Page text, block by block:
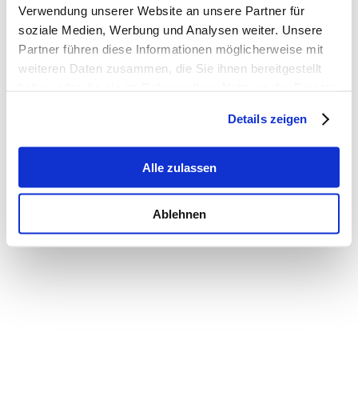
Verwendung unserer Website an unsere Partner für
soziale Medien, Werbung und Analysen weiter. Unsere
Partner führen diese Informationen möglicherweise mit
weiteren Daten zusammen, die Sie ihnen bereitgestellt
Details zeigen
Alle zulassen
Ablehnen